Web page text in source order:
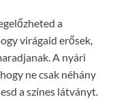
a
virágaid erősek,
A nyári
ne csak néhány
a színes látványt.